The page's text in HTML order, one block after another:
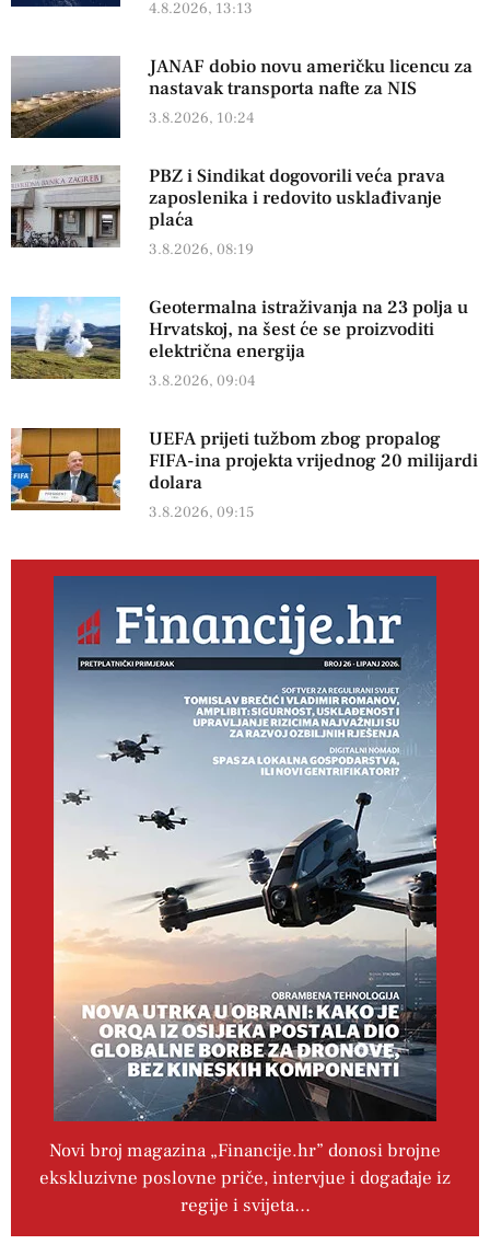
4.8.2026, 13:13
JANAF dobio novu američku licencu za
nastavak transporta nafte za NIS
3.8.2026, 10:24
PBZ i Sindikat dogovorili veća prava
zaposlenika i redovito usklađivanje
plaća
3.8.2026, 08:19
Geotermalna istraživanja na 23 polja u
Hrvatskoj, na šest će se proizvoditi
električna energija
3.8.2026, 09:04
UEFA prijeti tužbom zbog propalog
FIFA-ina projekta vrijednog 20 milijardi
dolara
3.8.2026, 09:15
Novi broj magazina „Financije.hr” donosi brojne
ekskluzivne poslovne priče, intervjue i događaje iz
regije i svijeta…